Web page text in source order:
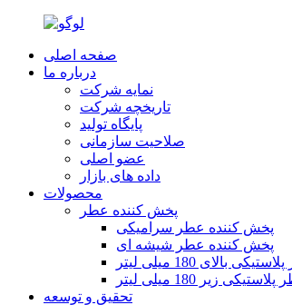
صفحه اصلی
درباره ما
نمایه شرکت
تاریخچه شرکت
پایگاه تولید
صلاحیت سازمانی
عضو اصلی
داده های بازار
محصولات
پخش کننده عطر
پخش کننده عطر سرامیکی
پخش کننده عطر شیشه ای
بالای 180 میلی لیتر
زیر 180 میلی لیتر
تحقیق و توسعه